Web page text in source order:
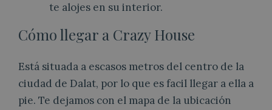
te alojes en su interior.
Cómo llegar a Crazy House
Está situada a escasos metros del centro de la
ciudad de Dalat, por lo que es facil llegar a ella a
pie. Te dejamos con el mapa de la ubicación